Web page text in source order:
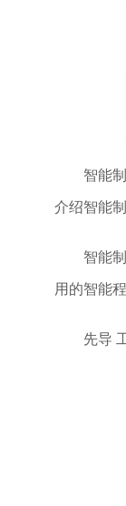
智能
介绍智能
智能
用的智能
先导